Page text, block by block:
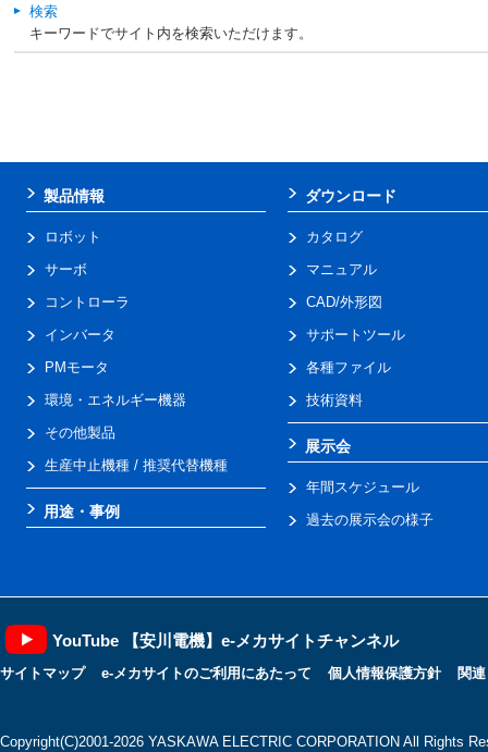
検索
キーワードでサイト内を検索いただけます。
製品情報
ロボット
サーボ
コントローラ
インバータ
PMモータ
環境・エネルギー機器
その他製品
生産中止機種 / 推奨代替機種
用途・事例
ダウンロード
カタログ
マニュアル
CAD/外形図
サポートツール
各種ファイル
技術資料
展示会
年間スケジュール
過去の展示会の様子
YouTube 【安川電機】e-メカサイトチャンネル
サイトマップ e-メカサイトのご利用にあたって 個人情報保護方針 関
Copyright(C)2001‐2026 YASKAWA ELECTRIC CORPORATION All Rights